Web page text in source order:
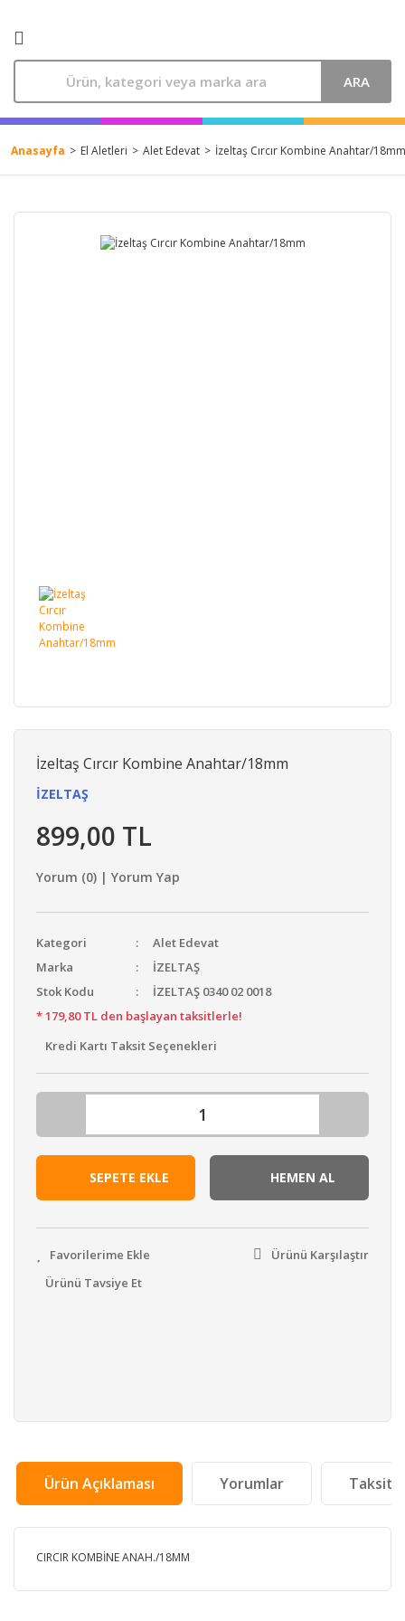
ARA
Anasayfa El Aletleri Alet Edevat İzeltaş Cırcır Kombine Anahtar/18mm
İzeltaş Cırcır Kombine Anahtar/18mm
İZELTAŞ
899,00 TL
Yorum (0) | Yorum Yap
Kategori
Alet Edevat
Marka
İZELTAŞ
Stok Kodu
İZELTAŞ 0340 02 0018
* 179,80 TL den başlayan taksitlerle!
Kredi Kartı Taksit Seçenekleri
SEPETE EKLE HEMEN AL
Ürünü Karşılaştır
Ürünü Tavsiye Et
Ürün Açıklaması Yorumlar Taksit
CIRCIR KOMBİNE ANAH./18MM